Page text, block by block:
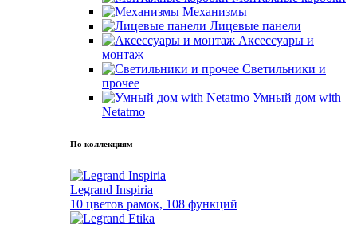
Механизмы
Лицевые панели
Аксессуары и
монтаж
Светильники и
прочее
Умный дом with
Netatmo
По коллекциям
Legrand Inspiria
10 цветов рамок, 108 функций